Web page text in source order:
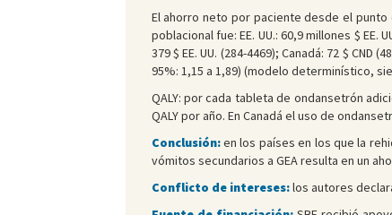
El ahorro neto por paciente desde el punto
poblacional fue: EE. UU.: 60,9 millones $
379 $ EE. UU. (284-4469); Canadá: 72 $ CND
95%: 1,15 a 1,89) (modelo determinístico,
QALY: por cada tableta de ondansetrón
QALY por año. En Canadá el uso de
Conclusión:en los países en los que la
vómitos secundarios a GEA resulta en un
Conflicto de intereses:los autores